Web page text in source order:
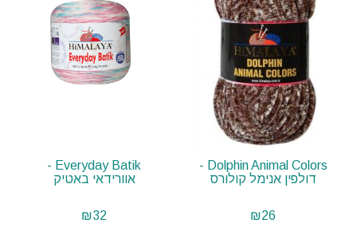
Dolphin Animal Colors -
דולפין אנימל קולורס
₪26
Everyday Batik -
אוורידאי באטיק
₪32